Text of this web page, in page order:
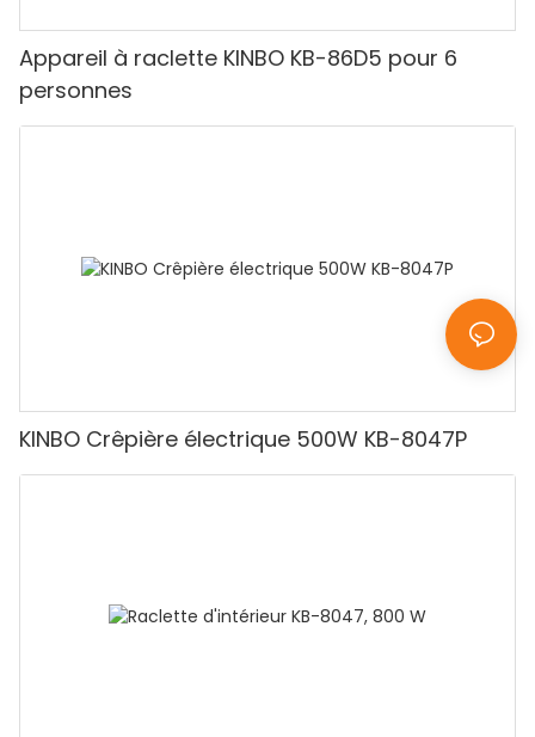
Appareil à raclette KINBO KB-86D5 pour 6
personnes
KINBO Crêpière électrique 500W KB-8047P